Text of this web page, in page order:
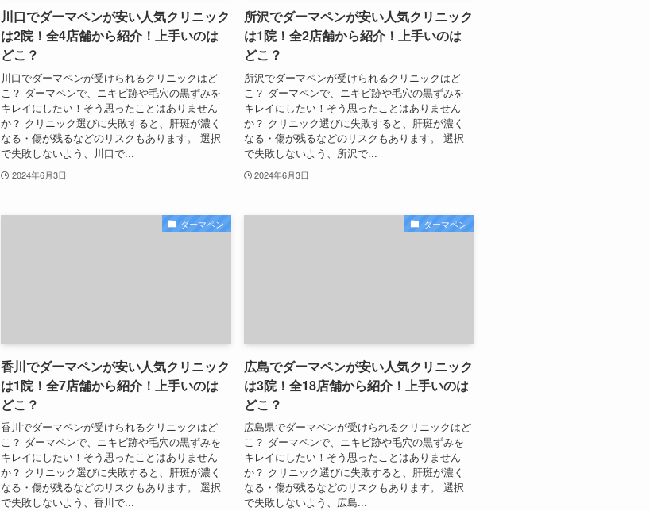
川口でダーマペンが安い人気クリニック
は2院！全4店舗から紹介！上手いのは
どこ？
川口でダーマペンが受けられるクリニックはど
こ？ ダーマペンで、ニキビ跡や毛穴の黒ずみを
キレイにしたい！そう思ったことはありません
か？ クリニック選びに失敗すると、肝斑が濃く
なる・傷が残るなどのリスクもあります。 選択
で失敗しないよう、川口で...
2024年6月3日
所沢でダーマペンが安い人気クリニック
は1院！全2店舗から紹介！上手いのは
どこ？
所沢でダーマペンが受けられるクリニックはど
こ？ ダーマペンで、ニキビ跡や毛穴の黒ずみを
キレイにしたい！そう思ったことはありません
か？ クリニック選びに失敗すると、肝斑が濃く
なる・傷が残るなどのリスクもあります。 選択
で失敗しないよう、所沢で...
2024年6月3日
ダーマペン
香川でダーマペンが安い人気クリニック
は1院！全7店舗から紹介！上手いのは
どこ？
香川でダーマペンが受けられるクリニックはど
こ？ ダーマペンで、ニキビ跡や毛穴の黒ずみを
キレイにしたい！そう思ったことはありません
か？ クリニック選びに失敗すると、肝斑が濃く
なる・傷が残るなどのリスクもあります。 選択
で失敗しないよう、香川で...
ダーマペン
広島でダーマペンが安い人気クリニック
は3院！全18店舗から紹介！上手いのは
どこ？
広島県でダーマペンが受けられるクリニックはど
こ？ ダーマペンで、ニキビ跡や毛穴の黒ずみを
キレイにしたい！そう思ったことはありません
か？ クリニック選びに失敗すると、肝斑が濃く
なる・傷が残るなどのリスクもあります。 選択
で失敗しないよう、広島...